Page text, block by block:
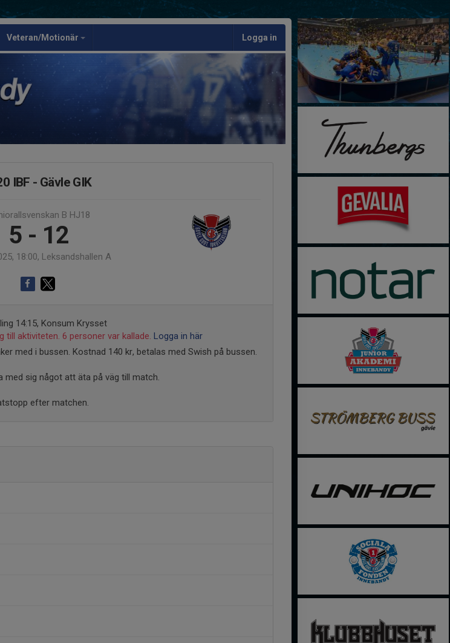
Veteran/Motionär Logga in
IBF - Gävle GIK
B HJ18
5 - 12
18:00, Leksandshallen A
14:15, Konsum Krysset
till aktiviteten. 6 personer var kallade. Logga in här
med i bussen. Kostnad 140 kr, betalas med Swish på bussen.
med sig något att äta på väg till match.
efter matchen.